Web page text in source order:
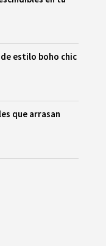
estilo boho chic
que arrasan